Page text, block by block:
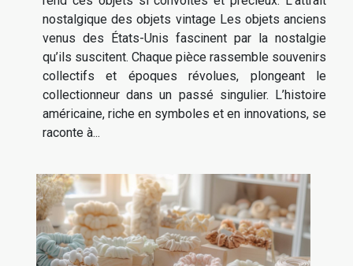
nostalgique des objets vintage Les objets anciens
venus des États-Unis fascinent par la nostalgie
qu’ils suscitent. Chaque pièce rassemble souvenirs
collectifs et époques révolues, plongeant le
collectionneur dans un passé singulier. L’histoire
américaine, riche en symboles et en innovations, se
raconte à...